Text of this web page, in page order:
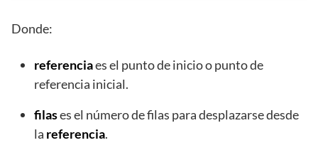
Donde:
referenciaes el punto de inicio o punto de
referencia inicial.
filases el número de filas para desplazarse desde
la referencia.